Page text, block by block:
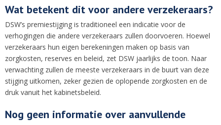
Wat betekent dit voor andere verzekeraars?
DSW’s premiestijging is traditioneel een indicatie voor de
verhogingen die andere verzekeraars zullen doorvoeren. Hoewel
verzekeraars hun eigen berekeningen maken op basis van
zorgkosten, reserves en beleid, zet DSW jaarlijks de toon. Naar
verwachting zullen de meeste verzekeraars in de buurt van deze
stijging uitkomen, zeker gezien de oplopende zorgkosten en de
druk vanuit het kabinetsbeleid.
Nog geen informatie over aanvullende